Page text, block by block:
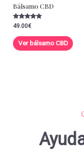
Bálsamo CBD
Valorado con
5.00
de 5
49.00€
Ver bálsamo CBD